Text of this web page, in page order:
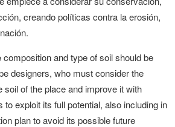
creando políticas contra la erosión,
and type of soil should be
designers, who must consider the
soil of the place and improve it with
to exploit its full potential, also including in
plan to avoid its possible future